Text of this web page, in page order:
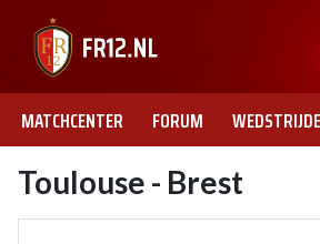
MATCHCENTER FORUM
Toulouse - Brest